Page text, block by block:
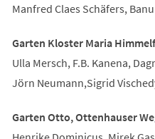
Manfred Claes Schäfers,
Garten Kloster Maria
Ulla Mersch, F.B. Kanena,
Jörn Neumann,Sigrid
Garten Otto, Ottenhauser